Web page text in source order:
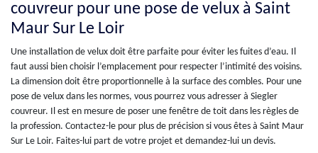
couvreur pour une pose de velux à Saint
Maur Sur Le Loir
Une installation de velux doit être parfaite pour éviter les fuites d’eau. Il
faut aussi bien choisir l’emplacement pour respecter l’intimité des voisins.
La dimension doit être proportionnelle à la surface des combles. Pour une
pose de velux dans les normes, vous pourrez vous adresser à Siegler
couvreur. Il est en mesure de poser une fenêtre de toit dans les règles de
la profession. Contactez-le pour plus de précision si vous êtes à Saint Maur
Sur Le Loir. Faites-lui part de votre projet et demandez-lui un devis.